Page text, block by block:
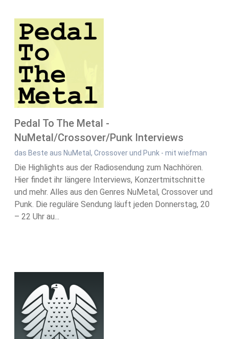
Pedal To The Metal -
NuMetal/Crossover/Punk Interviews
das Beste aus NuMetal, Crossover und Punk - mit wiefman
Die Highlights aus der Radiosendung zum Nachhören.
Hier findet ihr längere Interviews, Konzertmitschnitte
und mehr. Alles aus den Genres NuMetal, Crossover und
Punk. Die reguläre Sendung läuft jeden Donnerstag, 20
– 22 Uhr au...